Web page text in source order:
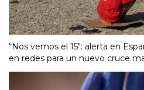
“Nos vemos el 15″: alerta en
en redes para un nuevo cruce